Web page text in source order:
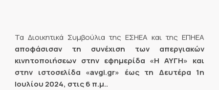
Τα Διοικητικά Συμβούλια της ΕΣΗΕΑ και της ΕΠΗΕΑ
αποφάσισαν τη συνέχιση των απεργιακών
κινητοποιήσεων στην εφημερίδα «Η ΑΥΓΗ» και
στην ιστοσελίδα «avgi.gr» έως τη Δευτέρα 1η
Ιουλίου 2024, στις 6 π.μ..